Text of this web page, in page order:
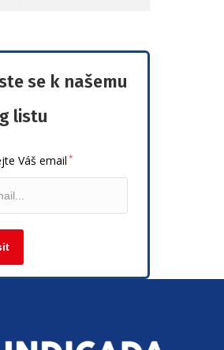
se k našemu
listu
Váš email *